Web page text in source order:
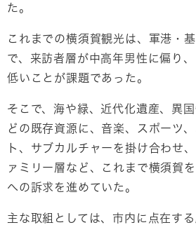
た。
これまでの横須賀観光は、軍港・
で、来訪者層が中高年男性に偏り
低いことが課題であった。
そこで、海や緑、近代化遺産、異
どの既存資源に、音楽、スポーツ
ト、サブカルチャーを掛け合わせ
ァミリー層など、これまで横須賀
への訴求を進めていた。
主な取組としては、市内に点在す